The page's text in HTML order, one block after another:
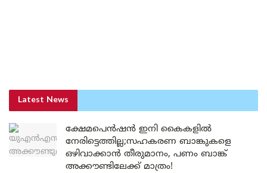
Latest News
ക്ഷേമപെൻഷൻ ഇനി കൈകളിൽ
നേരിട്ടെത്തില്ല;സഹകരണ ബാങ്കുകളെ
ഒഴിവാക്കാൻ തീരുമാനം, പണം ബാങ്ക്
അക്കൗണ്ടിലേക്ക് മാത്രം!